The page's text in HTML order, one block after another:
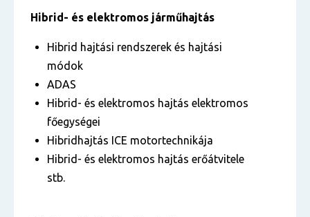
Hibrid- és elektromos járműhajtás
Hibrid hajtási rendszerek és hajtási
módok
ADAS
Hibrid- és elektromos hajtás elektromos
főegységei
Hibridhajtás ICE motortechnikája
Hibrid- és elektromos hajtás erőátvitele
stb.